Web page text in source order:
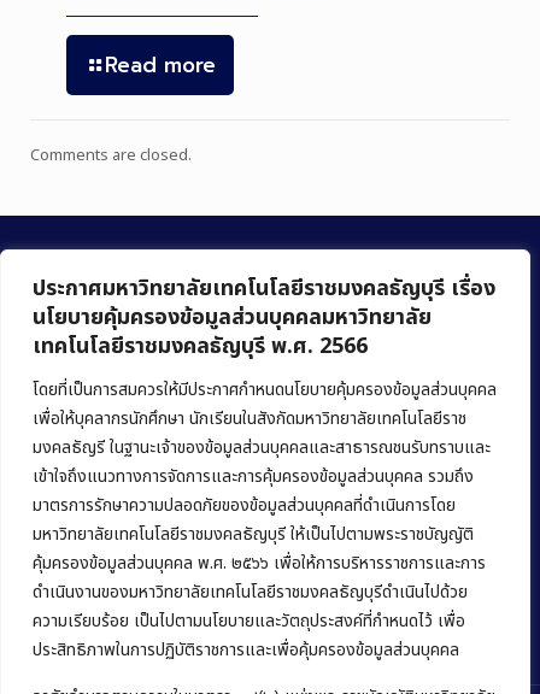
ประกาศมหาวิทยาลัยเทคโนโลยีราชมงคลธัญบุรี เรื่อง
นโยบายคุ้มครองข้อมูลส่วนบุคคลมหาวิทยาลัย
เทคโนโลยีราชมงคลธัญบุรี พ.ศ. 2566
โดยที่เป็นการสมควรให้มีประกาศกำหนดนโยบายคุ้มครองข้อมูลส่วนบุคคล
เพื่อให้บุคลากรนักศึกษา นักเรียนในสังกัดมหาวิทยาลัยเทคโนโลยีราช
มงคลธัญรี ในฐานะเจ้าของข้อมูลส่วนบุคคลและสาธารณชนรับทราบและ
เข้าใจถึงแนวทางการจัดการและการคุ้มครองข้อมูลส่วนบุคคล รวมถึง
มาตรการรักษาความปลอดภัยของข้อมูลส่วนบุคคลที่ดำเนินการโดย
มหาวิทยาลัยเทคโนโลยีราชมงคลธัญบุรี ให้เป็นไปตามพระราชบัญญัติ
คุ้มครองข้อมูลส่วนบุคคล พ.ศ. ๒๕๖๖ เพื่อให้การบริหารราชการและการ
ดำเนินงานของมหาวิทยาลัยเทคโนโลยีราชมงคลธัญบุรีดำเนินไปด้วย
ความเรียบร้อย เป็นไปตามนโยบายและวัตถุประสงค์ที่กำหนดไว้ เพื่อ
ประสิทธิภาพในการปฏิบัติราชการและเพื่อคุ้มครองข้อมูลส่วนบุคคล
Read more
Comments are closed.
คณะบริหารธุรกิจ
มหาวิทยาลัยเทคโนโลยีราชมงคลธัญบุรี
39 หมู่ 1 ถนนรังสิต-นครนายก ตำบลคลองหก
อำเภอคลองหลวง จังหวัดปทุมธานี 12120
Phone:+66 (0) 2549 3243,+66 (0) 2549 3241
E-mail:bus@rmutt.ac.th